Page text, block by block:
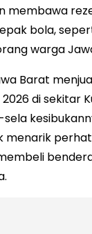
membawa
bola,
warga
Barat
di sekitar
menarik